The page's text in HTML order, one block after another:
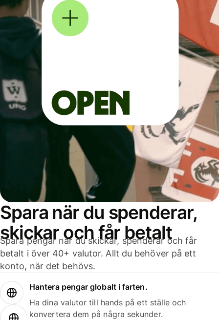
Spara när du spenderar,
skickar och får betalt
Spara pengar när du skickar, spenderar och får
betalt i över 40+ valutor. Allt du behöver på ett
konto, när det behövs.
Hantera pengar globalt i farten.
Ha dina valutor till hands på ett ställe och
konvertera dem på några sekunder.